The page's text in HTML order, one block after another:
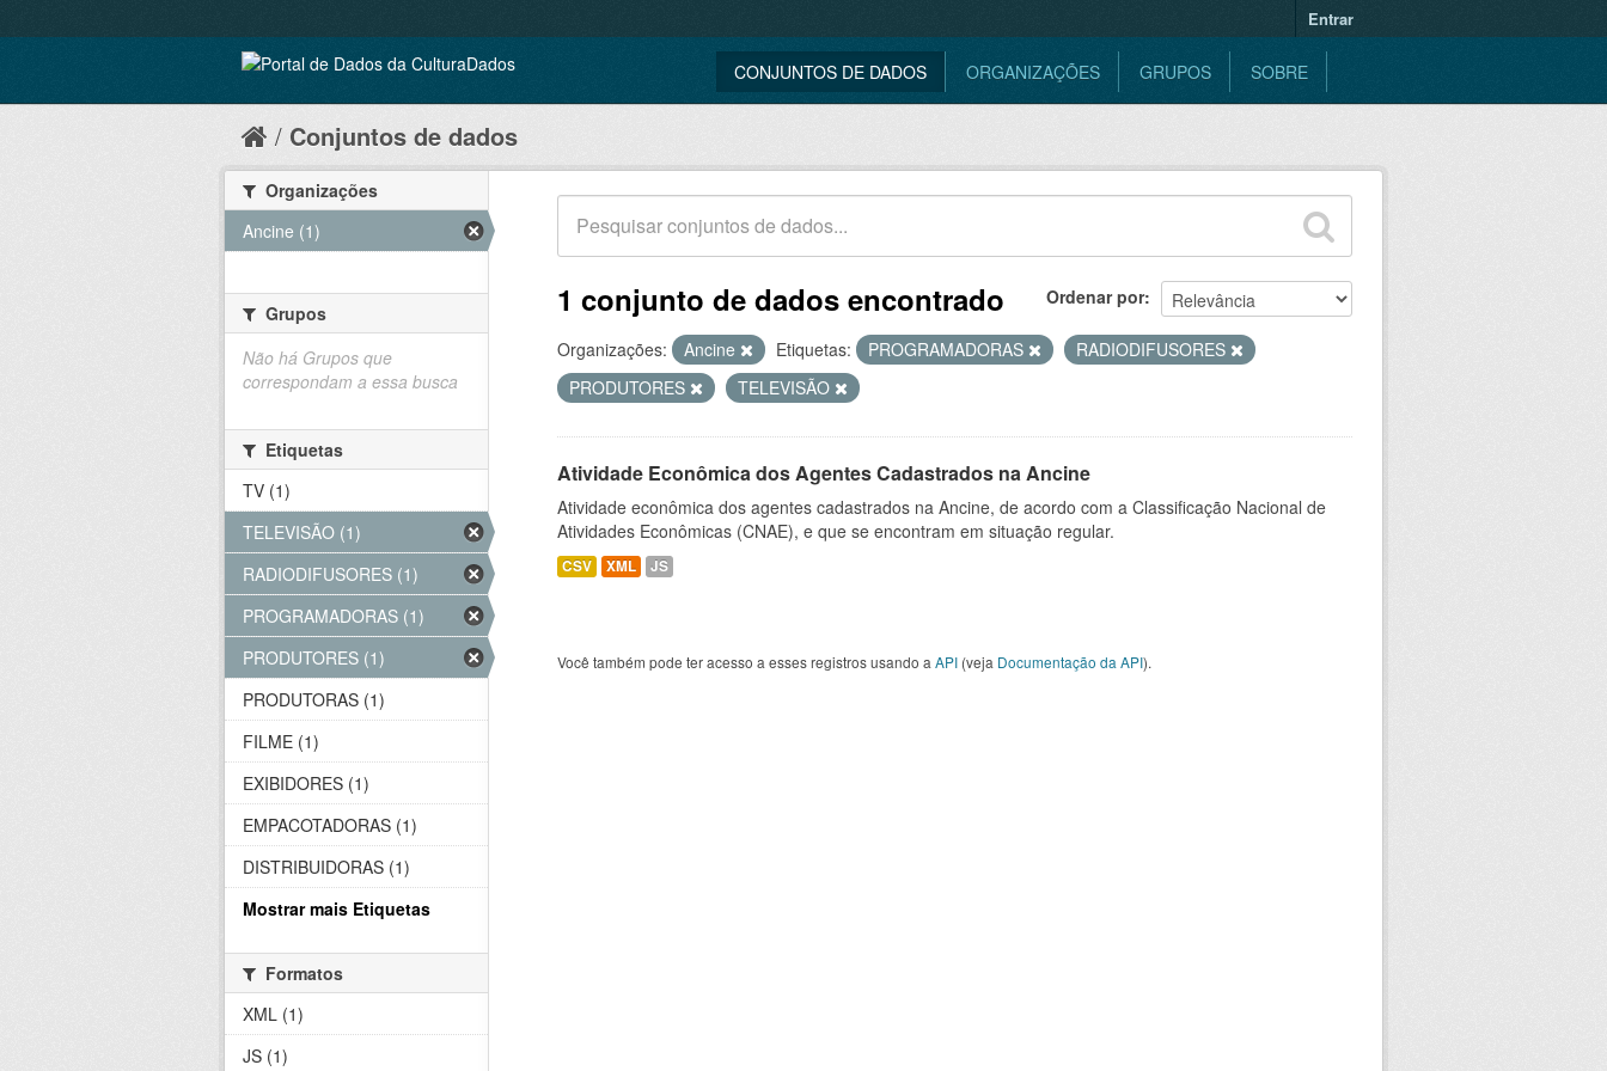
Entrar
CONJUNTOS DE DADOS ORGANIZAÇÕES GRUPOS SOBRE
Conjuntos de dados
Ordenar por
1 conjunto de dados encontrado
Organizações: Ancine Etiquetas: PROGRAMADORAS
RADIODIFUSORES
PRODUTORES
TELEVISÃO
Atividade Econômica dos Agentes Cadastrados na Ancine
Atividade econômica dos agentes cadastrados na Ancine, de acordo com a Classificação Nacional de
Atividades Econômicas (CNAE), e que se encontram em situação regular.
CSV XML JS
Você também pode ter acesso a esses registros usando a API (veja Documentação da API).
Organizações
Ancine (1)
Grupos
Não há Grupos que
correspondam a essa busca
Etiquetas
TV (1)
TELEVISÃO (1)
RADIODIFUSORES (1)
PROGRAMADORAS (1)
PRODUTORES (1)
PRODUTORAS (1)
FILME (1)
EXIBIDORES (1)
EMPACOTADORAS (1)
DISTRIBUIDORAS (1)
Mostrar mais Etiquetas
Formatos
XML (1)
JS (1)